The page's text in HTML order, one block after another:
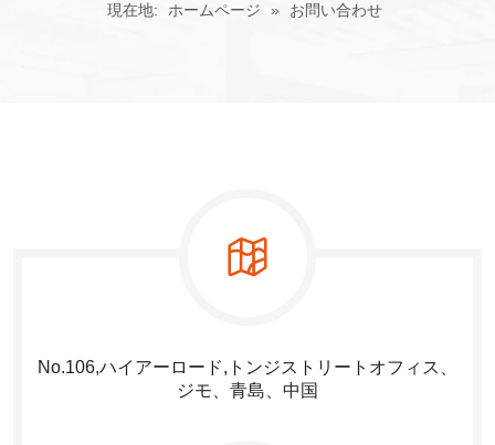
現在地: ホームページ » お問い合わせ
No.106,ハイアーロード,トンジストリートオフィス、
ジモ、青島、中国